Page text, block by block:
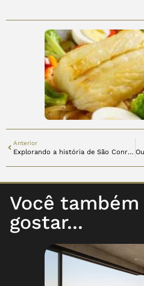
Anterior
Explorando a história de São Conrado
Você
gostar...